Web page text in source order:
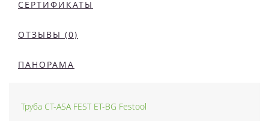
СЕРТИФИКАТЫ
ОТЗЫВЫ (0)
ПАНОРАМА
Труба CT-ASA FEST ET-BG Festool